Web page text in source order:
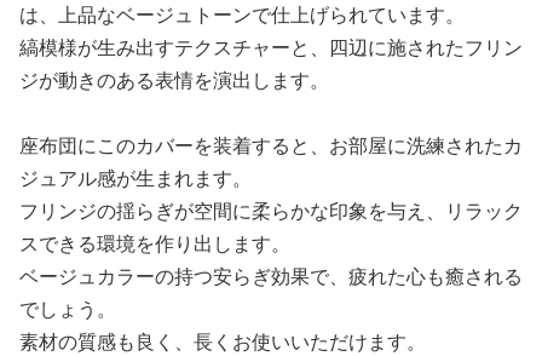
は、上品なベージュトーンで仕上げられています。
縞模様が生み出すテクスチャーと、四辺に施されたフリン
ジが動きのある表情を演出します。
座布団にこのカバーを装着すると、お部屋に洗練されたカ
ジュアル感が生まれます。
フリンジの揺らぎが空間に柔らかな印象を与え、リラック
スできる環境を作り出します。
ベージュカラーの持つ安らぎ効果で、疲れた心も癒される
でしょう。
素材の質感も良く、長くお使いいただけます。